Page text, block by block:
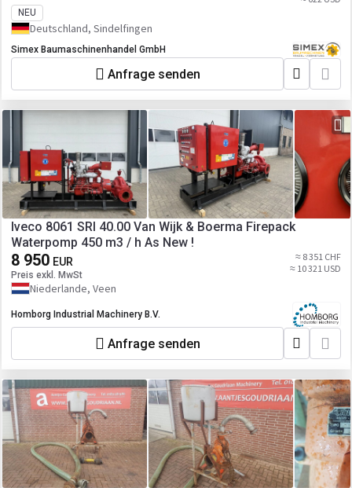
NEU
Deutschland, Sindelfingen
Simex Baumaschinenhandel GmbH
Anfrage senden
Iveco 8061 SRI 40.00 Van Wijk & Boerma Firepack
Waterpomp 450 m3 / h As New !
8 950 EUR
Preis exkl. MwSt
≈ 8 351 CHF
≈ 10 321 USD
Niederlande, Veen
Homborg Industrial Machinery B.V.
Anfrage senden